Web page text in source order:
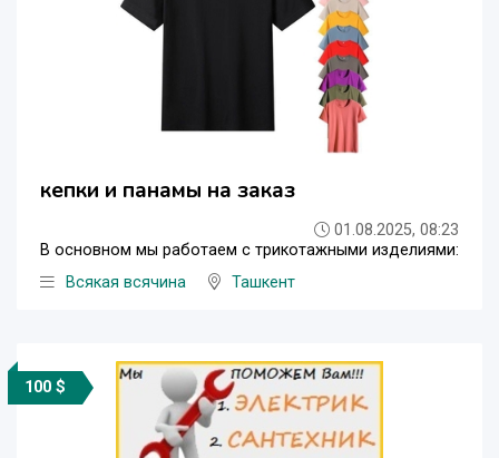
кепки и панамы на заказ
01.08.2025, 08:23
В основном мы работаем с трикотажными изделиями:
Всякая всячина
Ташкент
100 $